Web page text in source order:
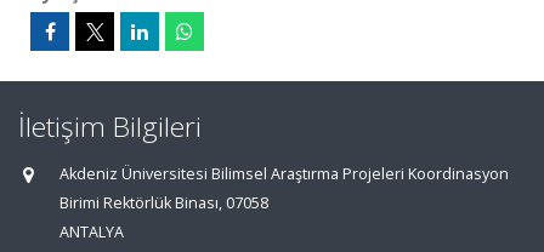
İletişim Bilgileri
Akdeniz Üniversitesi Bilimsel Araştırma Projeleri Koordinasyon
Birimi Rektörlük Binası, 07058
ANTALYA